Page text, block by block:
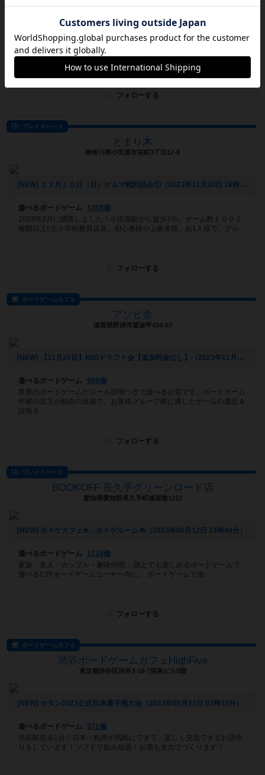
遊べるボードゲーム 657個
那覇市三原のアナログゲームショップです。 平日1000円、土日祝1500
円+ワンドリンク（300円）にて遊び放題。 相席のお客様もグ...
フォローする
プレイスペース
とまり木
神奈川県小田原市栄町3丁目12-8
[NEW] １２月１０日（日）ゲムマ戦利品会①（2023年11月30日 18時05分）
遊べるボードゲーム
1308個
2023年3月に開業しました！小田原駅から徒歩7分。ゲーム数１０００
種類以上‼️元小学校教員店長。初心者様や上級者様、お1人様で、グル...
フォローする
ボードゲームカフェ
アソビ舎
滋賀県野洲市冨波甲424-67
[NEW] 【11月26日】MtGドラフト会【追加料金なし】（2023年11月04日 11時45分）
遊べるボードゲーム
509個
世界のボードゲームがルール説明つきで遊べるお店です。ボードゲーム
作家の店主が独自の目線で、お客様グループ様に適したゲームの選定＆
説明を...
フォローする
プレイスペース
BOOKOFF 長久手グリーンロード店
愛知県愛知郡長久手町城屋敷1212
[NEW] ボドゲカフェ☕️→ボドゲルーム⛺️（2023年06月12日 23時49分）
遊べるボードゲーム
1124個
家族・友人・カップル・趣味仲間… 誰とでも楽しめるボードゲームで
遊べる‼️ 2Fボードゲームコーナー内に、 ボードゲームで遊...
フォローする
ボードゲームカフェ
渋谷ボードゲームカフェHighFive
東京都渋谷区渋谷3-18-7窪島ビル5階
[NEW] カタン2023公式日本選手権大会（2023年05月23日 07時33分）
遊べるボードゲーム
371個
渋谷駅徒歩1分！日本一相席が気軽にできて、楽しく交流できるお店作
りをしています！ソフドリ飲み放題！お酒も全力でつくります！